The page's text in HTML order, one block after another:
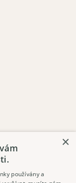
×
používány a